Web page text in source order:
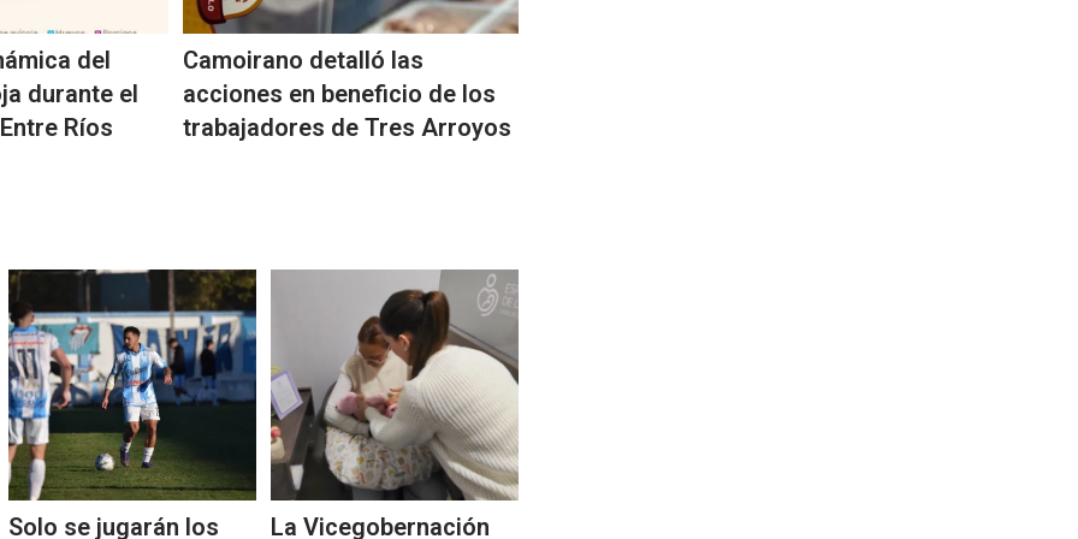
del
durante el
Ríos
Camoirano detalló las
acciones en beneficio de los
trabajadores de Tres Arroyos
Solo se jugarán los La Vicegobernación